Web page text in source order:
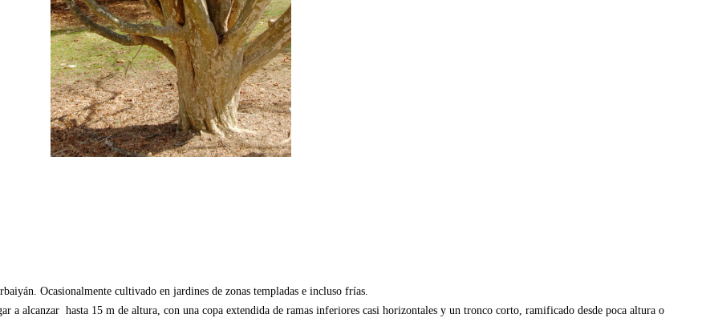
Ocasionalmente cultivado en jardines de zonas templadas e incluso frías.
a alcanzar hasta 15 m de altura, con una copa extendida de ramas inferiores casi horizontales y un tronco corto, ramificado desde poca altura o